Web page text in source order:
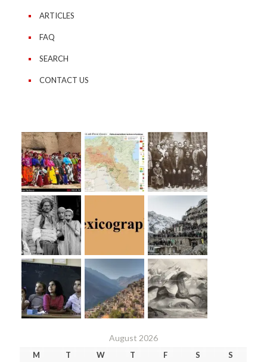
ARTICLES
FAQ
SEARCH
CONTACT US
August 2026
M T W T F S
S